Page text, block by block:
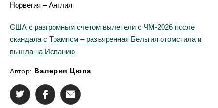
Норвегия – Англия
США с разгромным счетом вылетели с ЧМ-2026 после
скандала с Трампом – разъяренная Бельгия отомстила и
вышла на Испанию
Автор: Валерия Цюпа